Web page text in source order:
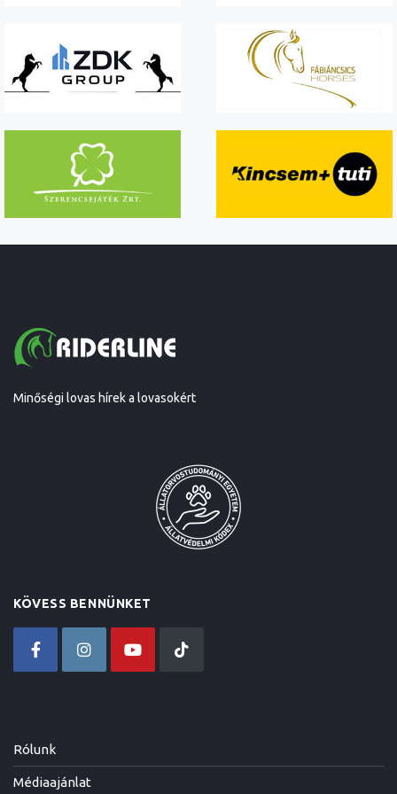
Minőségi lovas hírek a lovasokért
KÖVESS BENNÜNKET
Rólunk
Médiaajánlat